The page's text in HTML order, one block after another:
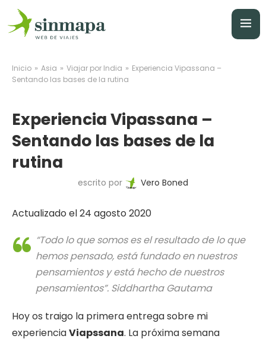
Inicio » Asia » Viajar por India » Experiencia Vipassana –
Sentando las bases de la rutina
Experiencia Vipassana –
Sentando las bases de la
rutina
escrito por Vero Boned
Actualizado el 24 agosto 2020
“Todo lo que somos es el resultado de lo que
hemos pensado, está fundado en nuestros
pensamientos y está hecho de nuestros
pensamientos”. Siddhartha Gautama
Hoy os traigo la primera entrega sobre mi
experienciaViapssana. La próxima semana